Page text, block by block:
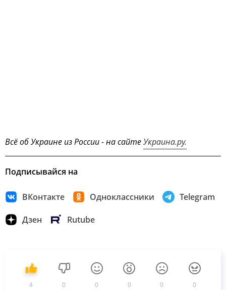
Всё об Украине из России - на сайтеУкраина.ру.
Подписывайся на
ВКонтакте Одноклассники Telegram
Дзен Rutube
4 0 0 0 0 0